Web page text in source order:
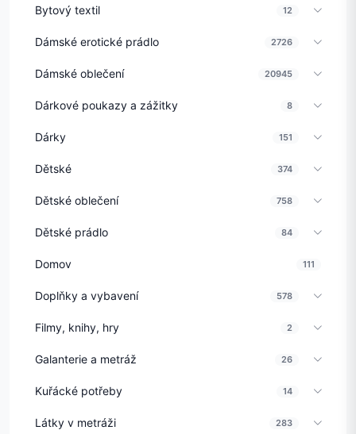
Bytový textil 12
Dámské erotické prádlo 2726
Dámské oblečení 20945
Dárkové poukazy a zážitky 8
Dárky 151
Dětské 374
Dětské oblečení 758
Dětské prádlo 84
Domov 111
Doplňky a vybavení 578
Filmy, knihy, hry 2
Galanterie a metráž 26
Kuřácké potřeby 14
Látky v metráži 283